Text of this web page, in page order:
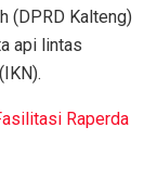
(DPRD Kalteng)
api lintas
Raperda